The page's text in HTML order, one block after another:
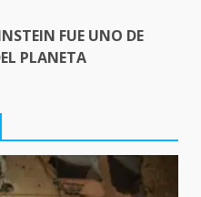
FUE UNO DE
PLANETA